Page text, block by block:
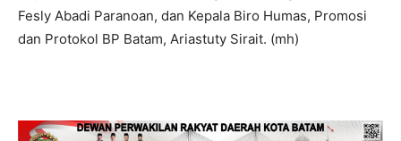
Fesly Abadi Paranoan, dan Kepala Biro Humas, Promosi
dan Protokol BP Batam, Ariastuty Sirait. (mh)